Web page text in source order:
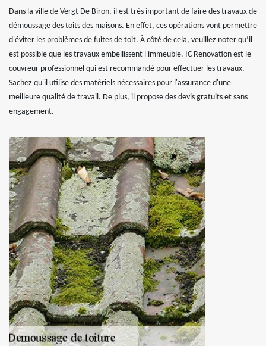
Dans la ville de Vergt De Biron, il est très important de faire des travaux de
démoussage des toits des maisons. En effet, ces opérations vont permettre
d'éviter les problèmes de fuites de toit. À côté de cela, veuillez noter qu’il
est possible que les travaux embellissent l'immeuble. IC Renovation est le
couvreur professionnel qui est recommandé pour effectuer les travaux.
Sachez qu'il utilise des matériels nécessaires pour l'assurance d'une
meilleure qualité de travail. De plus, il propose des devis gratuits et sans
engagement.